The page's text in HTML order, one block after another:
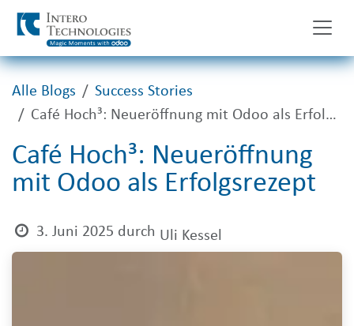
Zum Inhalt springen
Alle Blogs
Success Stories
Café Hoch³: Neueröffnung mit Odoo als Erfolgsrezept
Café Hoch³: Neueröffnung
mit Odoo als Erfolgsrezept
3. Juni 2025 durch Uli Kessel